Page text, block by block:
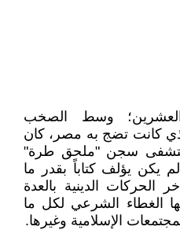
العشرين؛ وسط الصخب
كانت تضج به مصر، كان
سجن "ملحق طرة"
يؤلف كتاباً بقدر ما
الحركات الدينية بالعدة
الغطاء الشرعي لكل ما
الإسلامية وغيرها.